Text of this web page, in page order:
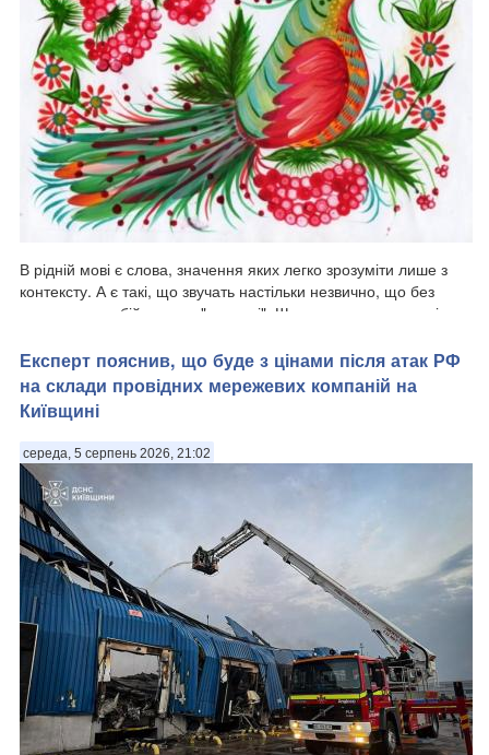
В рідній мові є слова, значення яких легко зрозуміти лише з
контексту. А є такі, що звучать настільки незвично, що без
словника не обійтися, як "каркоші". Що воно означає та звідки
"Горох". . Є слов...
Експерт пояснив, що буде з цінами після атак РФ
на склади провідних мережевих компаній на
Київщині
середа, 5 серпень 2026, 21:02